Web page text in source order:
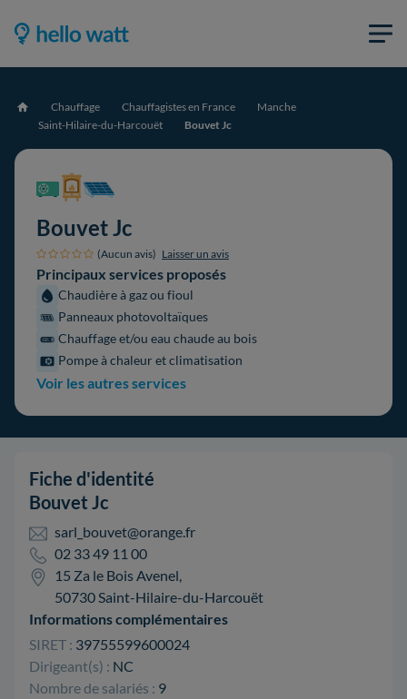
Accueil Chauffage Chauffagistes en France
Manche
Saint-Hilaire-du-Harcouët
Bouvet Jc
Bouvet Jc
(Aucun avis) Laisser un avis
Principaux services proposés
Chaudière à gaz ou fioul
Panneaux photovoltaïques
Chauffage et/ou eau chaude au bois
Pompe à chaleur et climatisation
Voir les autres services
Fiche d'identité
Bouvet Jc
sarl_bouvet@orange.fr
02 33 49 11 00
15 Za le Bois Avenel,
50730 Saint-Hilaire-du-Harcouët
Informations complémentaires
SIRET : 39755599600024
Dirigeant(s) : NC
Nombre de salariés : 9